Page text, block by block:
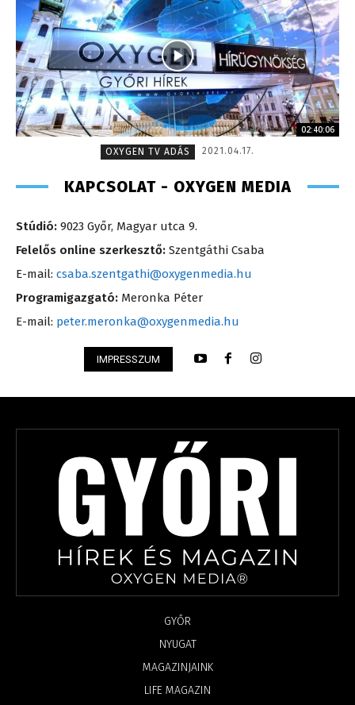
02:40:06
OXYGEN TV ADÁS
2021.04.17.
KAPCSOLAT - OXYGEN MEDIA
Stúdió: 9023 Győr, Magyar utca 9.
Felelős online szerkesztő: Szentgáthi Csaba
E-mail: csaba.szentgathi@oxygenmedia.hu
Programigazgató: Meronka Péter
E-mail: peter.meronka@oxygenmedia.hu
IMPRESSZUM
GYŐR
NYUGAT
MAGAZINJAINK
LIFE MAGAZIN